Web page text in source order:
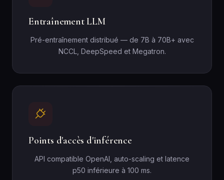
Entraînement LLM
Pré-entraînement distribué — de 7B à 70B+ avec
NCCL, DeepSpeed et Megatron.
Points d'accès d'inférence
API compatible OpenAI, auto-scaling et latence
p50 inférieure à 100 ms.